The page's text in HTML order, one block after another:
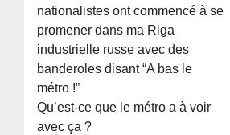
nationalistes ont commencé à se
promener dans ma Riga
industrielle russe avec des
banderoles disant “A bas le
métro !”
Qu’est-ce que le métro a à voir
avec ça ?